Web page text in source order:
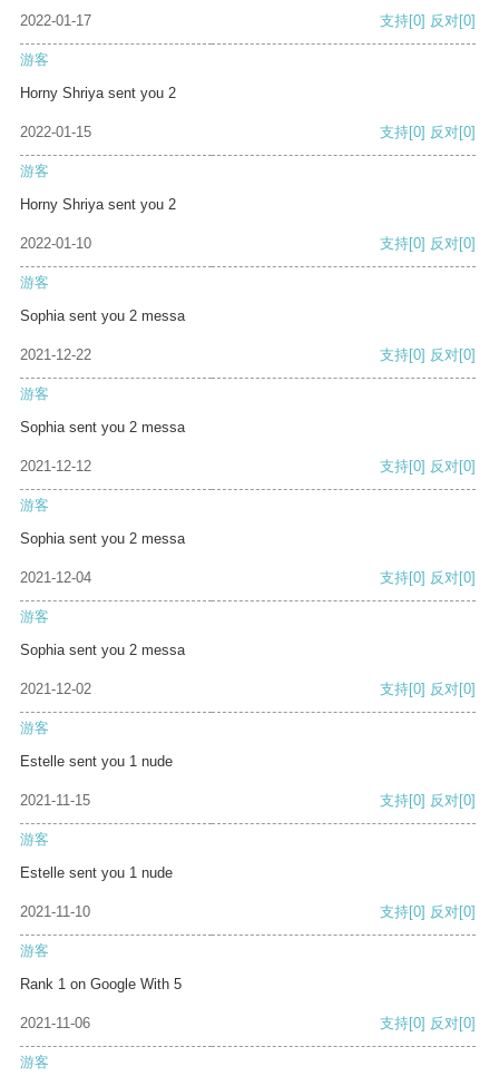
2022-01-17 支持[0] 反对[0]
游客
Horny Shriya sent you 2
2022-01-15 支持[0] 反对[0]
游客
Horny Shriya sent you 2
2022-01-10 支持[0] 反对[0]
游客
Sophia sent you 2 messa
2021-12-22 支持[0] 反对[0]
游客
Sophia sent you 2 messa
2021-12-12 支持[0] 反对[0]
游客
Sophia sent you 2 messa
2021-12-04 支持[0] 反对[0]
游客
Sophia sent you 2 messa
2021-12-02 支持[0] 反对[0]
游客
Estelle sent you 1 nude
2021-11-15 支持[0] 反对[0]
游客
Estelle sent you 1 nude
2021-11-10 支持[0] 反对[0]
游客
Rank 1 on Google With 5
2021-11-06 支持[0] 反对[0]
游客